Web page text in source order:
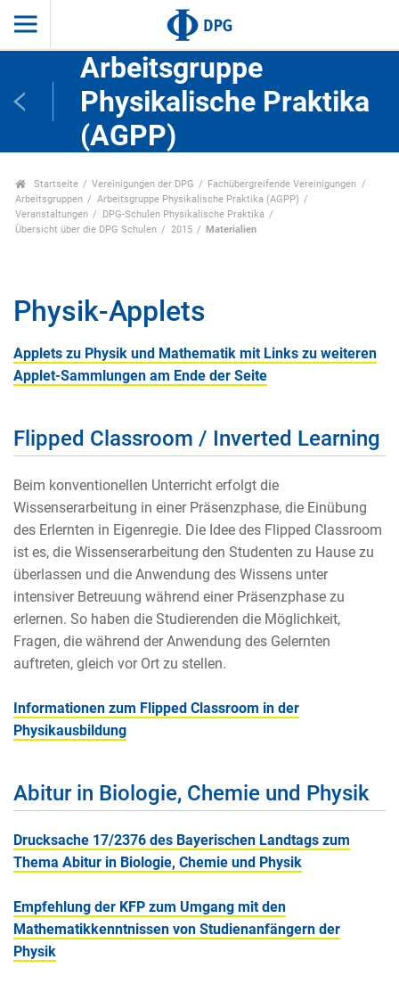
Arbeitsgruppe
Physikalische Praktika
(AGPP)
Startseite Vereinigungen der DPG
Fachübergreifende Vereinigungen
Arbeitsgruppen
Arbeitsgruppe Physikalische Praktika (AGPP)
Veranstaltungen
DPG-Schulen Physikalische Praktika
Übersicht über die DPG Schulen
2015 Materialien
Physik-Applets
Applets zu Physik und Mathematik mit Links zu weiteren
Applet-Sammlungen am Ende der Seite
Flipped Classroom / Inverted Learning
Beim konventionellen Unterricht erfolgt die
Wissenserarbeitung in einer Präsenzphase, die Einübung
des Erlernten in Eigenregie. Die Idee des Flipped Classroom
ist es, die Wissenserarbeitung den Studenten zu Hause zu
überlassen und die Anwendung des Wissens unter
intensiver Betreuung während einer Präsenzphase zu
erlernen. So haben die Studierenden die Möglichkeit,
Fragen, die während der Anwendung des Gelernten
auftreten, gleich vor Ort zu stellen.
Informationen zum Flipped Classroom in der
Physikausbildung
Abitur in Biologie, Chemie und Physik
Drucksache 17/2376 des Bayerischen Landtags zum
Thema Abitur in Biologie, Chemie und Physik
Empfehlung der KFP zum Umgang mit den
Mathematikkenntnissen von Studienanfängern der
Physik